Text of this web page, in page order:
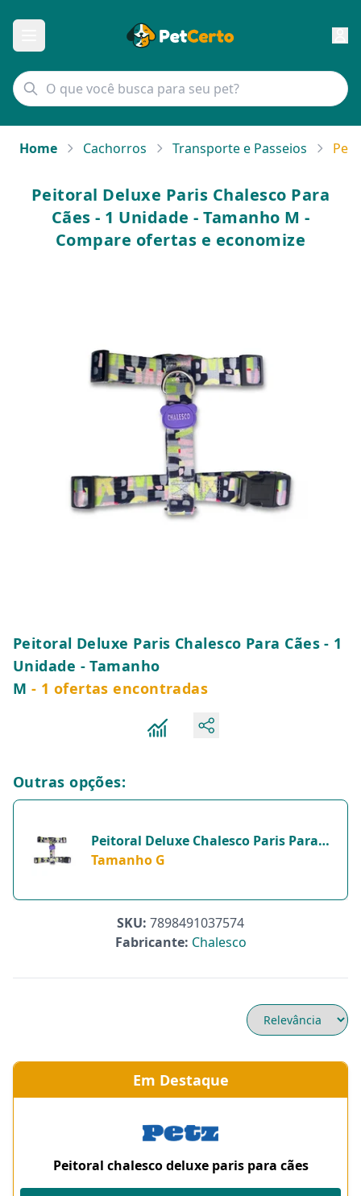
Home Cachorros Transporte e Passeios
Peitoral Deluxe Paris Chalesco Para
Cães - 1 Unidade - Tamanho M -
Compare ofertas e economize
Peitoral Deluxe Paris Chalesco Para Cães - 1
Unidade - Tamanho
M - 1 ofertas encontradas
Outras opções:
Peitoral Deluxe Chalesco Paris Para
Cães - Tamanho G
Tamanho G
SKU: 7898491037574
Fabricante: Chalesco
Em Destaque
Peitoral chalesco deluxe paris para cães